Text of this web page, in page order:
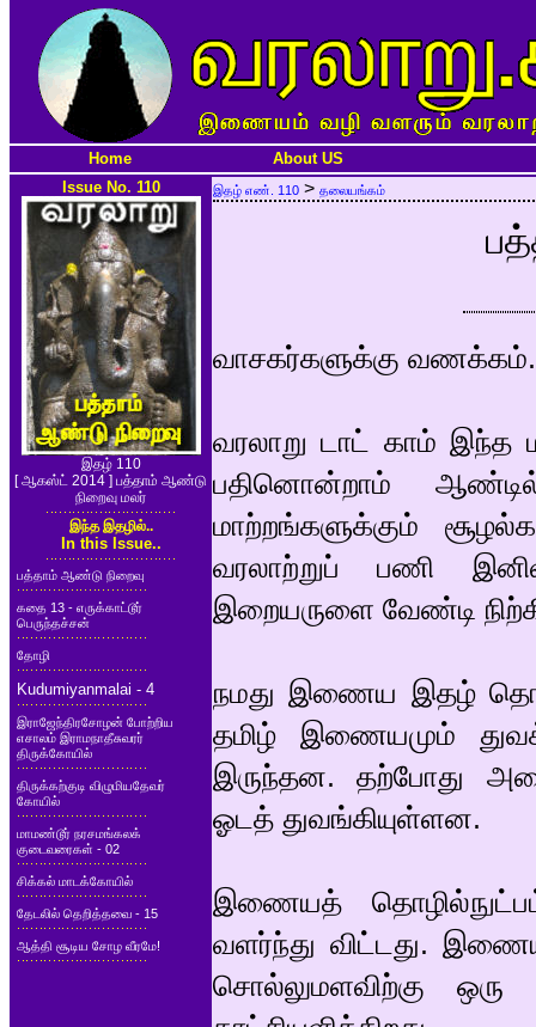
Home
About US
Issue No. 110
இதழ் 110
[ ஆகஸ்ட் 2014 ] பத்தாம் ஆண்டு
நிறைவு மலர்
இந்த இதழில்..
In this Issue..
பத்தாம் ஆண்டு நிறைவு
கதை 13 - எருக்காட்டூர்
பெருந்தச்சன்
தோழி
Kudumiyanmalai - 4
இராஜேந்திரசோழன் போற்றிய
எசாலம் இராமநாதீசுவரர்
திருக்கோயில்
திருக்கற்குடி விழுமியதேவர்
கோயில்
மாமண்டூர் நரசமங்கலக்
குடைவரைகள் - 02
சிக்கல் மாடக்கோயில்
தேடலில் தெறித்தவை - 15
ஆத்தி சூடிய சோழ வீரமே!
இதழ் எண். 110 > தலையங்கம்
வாசகர்களுக்கு வணக்கம்.
வரலாறு டாட் காம் இந்த
பதினொன்றாம்
மாற்றங்களுக்கும்
வரலாற்றுப் பணி
இறையருளை வேண்டி
நமது இணைய இதழ்
தமிழ் இணையமும்
இருந்தன. தற்போது
ஓடத் துவங்கியுள்ளன.
இணையத் தொழில்நுட்பம்
வளர்ந்து விட்டது.
சொல்லுமளவிற்கு